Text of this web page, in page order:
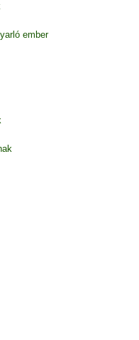
ember